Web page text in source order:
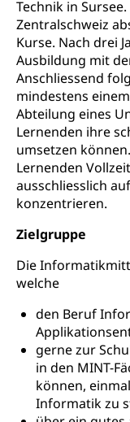
Technik in
Zentralschweiz
Kurse. Nach drei
Ausbildung mit
Anschliessend
mindestens
Abteilung eines
Lernenden ihre
umsetzen
Lernenden
ausschliesslich
konzentrieren.
Zielgruppe
Die
welche
den Beruf
gerne zur
in den MINT-
können,
Informatik zu
Gesundheit und
regionale
internationale
Cassis-deDijon-
Krankheit,
Krankenkasse
sichere
Prävention